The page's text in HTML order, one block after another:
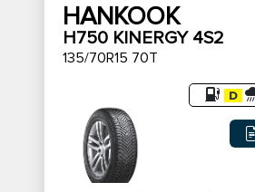
HANKOOK
H750 KINERGY 4S2
135/70R15 70T